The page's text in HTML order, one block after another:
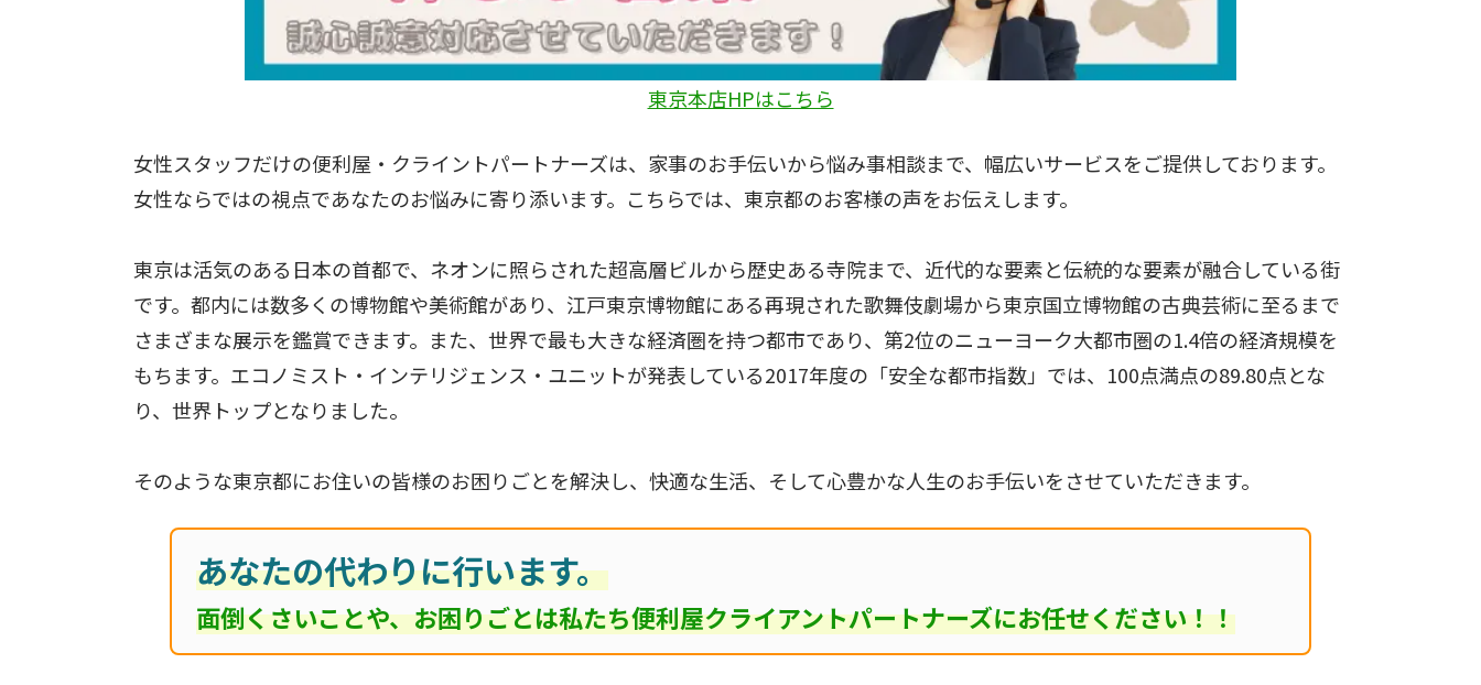
東京本店HPはこちら
女性スタッフだけの便利屋・クライントパートナーズは、家事のお手伝いから悩み事相談まで、幅広いサービスをご提供しております。
女性ならではの視点であなたのお悩みに寄り添います。こちらでは、東京都のお客様の声をお伝えします。
東京は活気のある日本の首都で、ネオンに照らされた超高層ビルから歴史ある寺院まで、近代的な要素と伝統的な要素が融合している街
です。都内には数多くの博物館や美術館があり、江戸東京博物館にある再現された歌舞伎劇場から東京国立博物館の古典芸術に至るまで
さまざまな展示を鑑賞できます。また、世界で最も大きな経済圏を持つ都市であり、第2位のニューヨーク大都市圏の1.4倍の経済規模を
もちます。エコノミスト・インテリジェンス・ユニットが発表している2017年度の「安全な都市指数」では、100点満点の89.80点とな
り、世界トップとなりました。
そのような東京都にお住いの皆様のお困りごとを解決し、快適な生活、そして心豊かな人生のお手伝いをさせていただきます。
あなたの代わりに行います。
面倒くさいことや、お困りごとは私たち便利屋クライアントパートナーズにお任せください！！